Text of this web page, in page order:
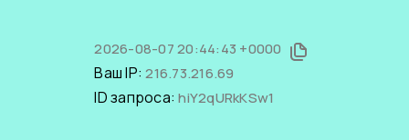
2026-08-07 20:44:43 +0000
Ваш IP:216.73.216.69
ID запроса:hiY2qURkKSw1